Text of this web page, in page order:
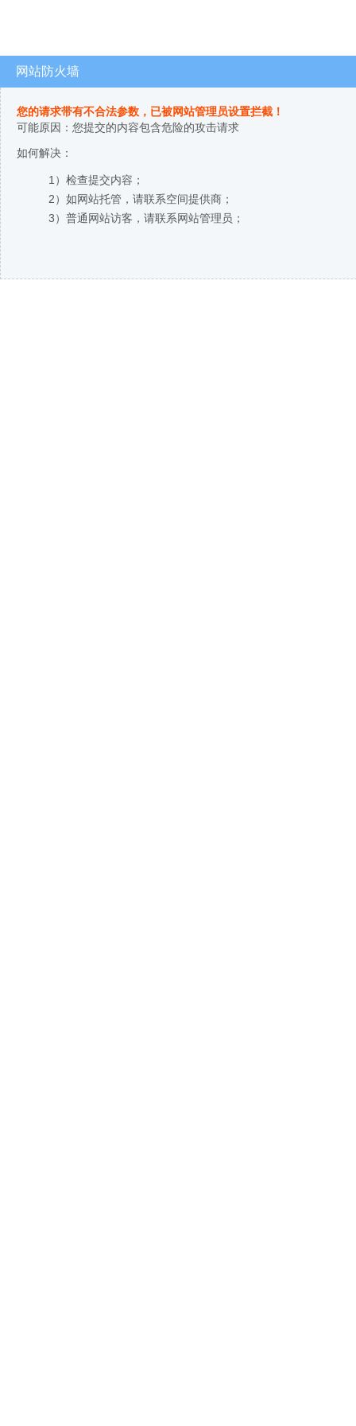
网站防火墙
您的请求带有不合法参数，已被网站管理员设置拦截！
可能原因：您提交的内容包含危险的攻击请求
如何解决：
1）检查提交内容；
2）如网站托管，请联系空间提供商；
3）普通网站访客，请联系网站管理员；